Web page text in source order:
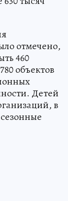
отмечено,
460
объектов
Детей
в